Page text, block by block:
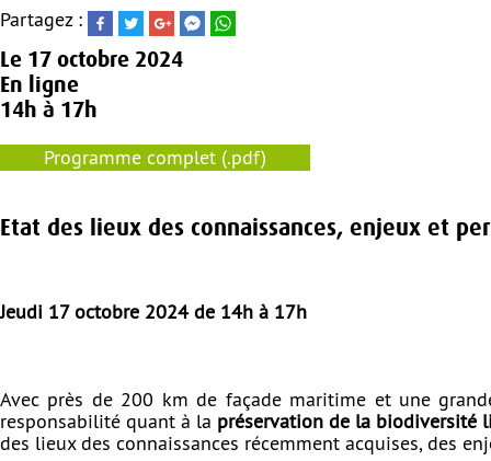
Partagez :
Le 17 octobre 2024
En ligne
14h à 17h
Programme complet (.pdf)
Etat des lieux des connaissances, enjeux et
Jeudi 17 octobre 2024 de 14h à 17h
Avec près de 200 km de façade maritime et une
responsabilité quant à la préservation de la biodiversité
des lieux des connaissances récemment acquises, des